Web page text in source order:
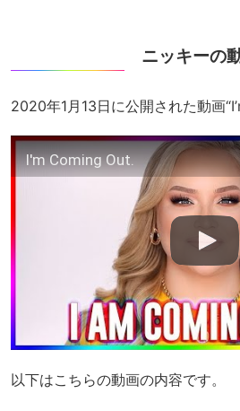
ニッキーの
2020年1月13日に公開された動画
I'm Coming Out.
以下はこちらの動画の内容です。